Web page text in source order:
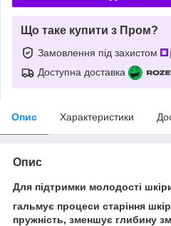
Що таке купити з Пром?
Замовлення під захистом
Доступна доставка
Опис Характеристики
Опис
Для підтримки молодості
гальмує процеси старіння
пружність, зменшує глибину